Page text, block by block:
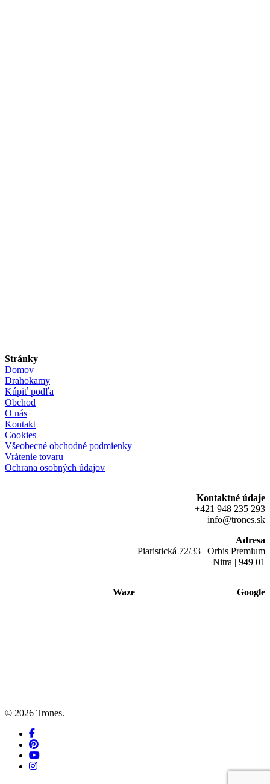
Stránky
Domov
Drahokamy
Kúpiť podľa
Obchod
O nás
Kontakt
Cookies
Všeobecné obchodné podmienky
Vrátenie tovaru
Ochrana osobných údajov
Kontaktné údaje
+421 948 235 293
info@trones.sk
Adresa
Piaristická 72/33 | Orbis Premium
Nitra | 949 01
Waze Google
© 2026 Trones.
facebook
pinterest
youtube
instagram